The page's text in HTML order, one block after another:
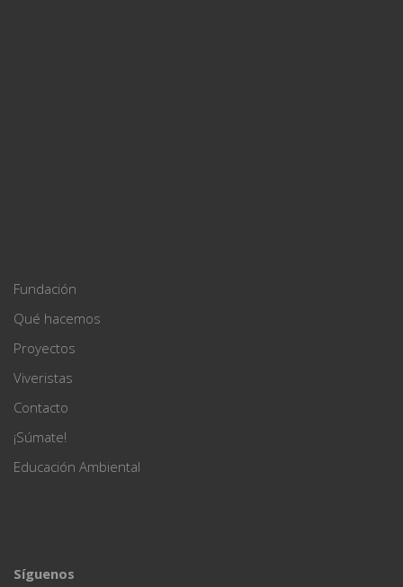
Fundación
Qué hacemos
Proyectos
Viveristas
Contacto
¡Súmate!
Educación Ambiental
Síguenos